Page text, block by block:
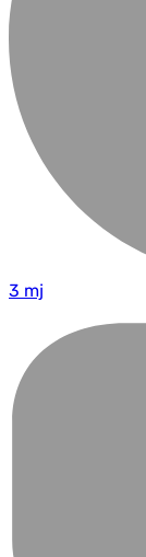
3 mj